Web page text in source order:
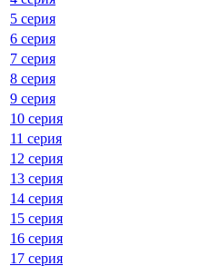
5 серия
6 серия
7 серия
8 серия
9 серия
10 серия
11 серия
12 серия
13 серия
14 серия
15 серия
16 серия
17 серия